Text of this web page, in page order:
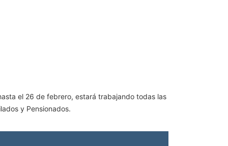
el 26 de febrero, estará trabajando todas las
y Pensionados.